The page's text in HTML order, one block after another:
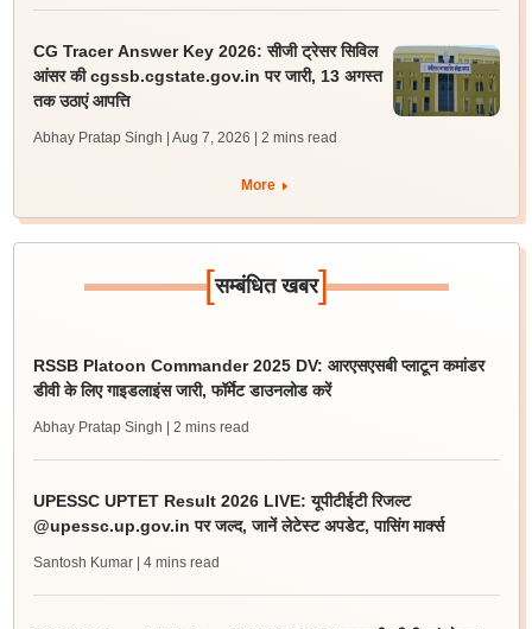
CG Tracer Answer Key 2026: सीजी ट्रेसर सिविल
आंसर की cgssb.cgstate.gov.in पर जारी, 13 अगस्त
तक उठाएं आपत्ति
Abhay Pratap Singh | Aug 7, 2026 | 2 mins read
More
[सम्बंधित खबर]
RSSB Platoon Commander 2025 DV: आरएसएसबी प्लाटून कमांडर
डीवी के लिए गाइडलाइंस जारी, फॉर्मेट डाउनलोड करें
Abhay Pratap Singh | 2 mins read
UPESSC UPTET Result 2026 LIVE: यूपीटीईटी रिजल्ट
@upessc.up.gov.in पर जल्द, जानें लेटेस्ट अपडेट, पासिंग मार्क्स
Santosh Kumar | 4 mins read